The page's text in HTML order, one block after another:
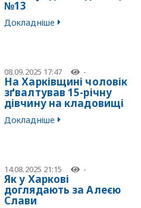
№13
Докладніше
08.09.2025 17:47 -
На Харківщині чоловік
зґвалтував 15-річну
дівчину на кладовищі
Докладніше
14.08.2025 21:15 -
Як у Харкові
доглядають за Алеєю
Слави